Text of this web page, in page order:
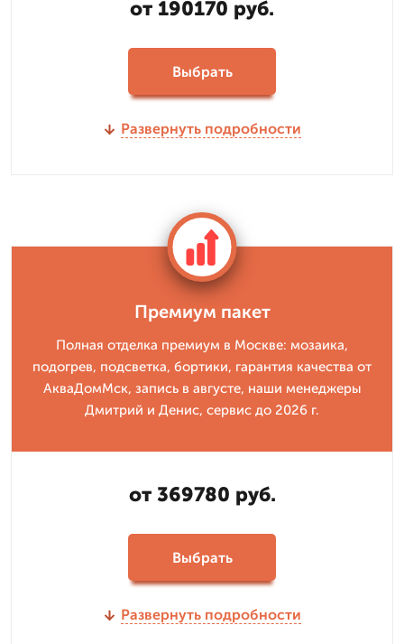
от 190170 руб.
Выбрать
Развернуть подробности
Премиум пакет
Полная отделка премиум в Москве: мозаика,
подогрев, подсветка, бортики, гарантия качества от
АкваДомМск, запись в августе, наши менеджеры
Дмитрий и Денис, сервис до 2026 г.
от 369780 руб.
Выбрать
Развернуть подробности